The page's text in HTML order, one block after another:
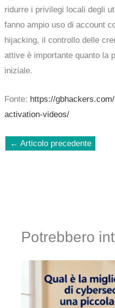
ridurre i privilegi locali degli
fanno ampio uso di account
hijacking, il controllo delle
attive è importante quanto la
iniziale.
Fonte: https://
activation-videos/
← Articolo precedente
Potrebbero